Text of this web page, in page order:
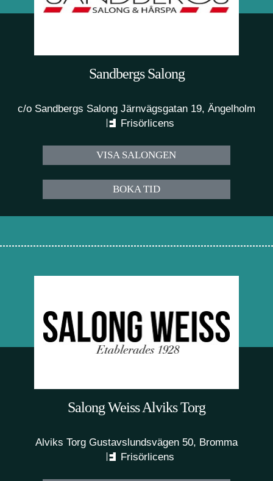
Sandbergs Salong
c/o Sandbergs Salong Järnvägsgatan 19, Ängelholm
Frisörlicens
VISA SALONGEN
BOKA TID
Salong Weiss Alviks Torg
Alviks Torg Gustavslundsvägen 50, Bromma
Frisörlicens